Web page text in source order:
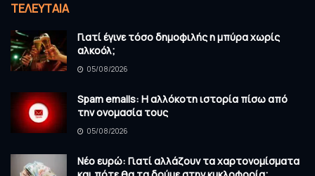
ΤΕΛΕΥΤΑΊΑ
Γιατί έγινε τόσο δημοφιλής η μπύρα χωρίς
αλκοόλ;
05/08/2026
Spam emails: Η αλλόκοτη ιστορία πίσω από
την ονομασία τους
05/08/2026
Νέο ευρώ: Γιατί αλλάζουν τα χαρτονομίσματα